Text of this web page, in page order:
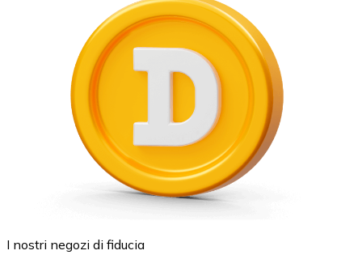
I nostri negozi di fiducia